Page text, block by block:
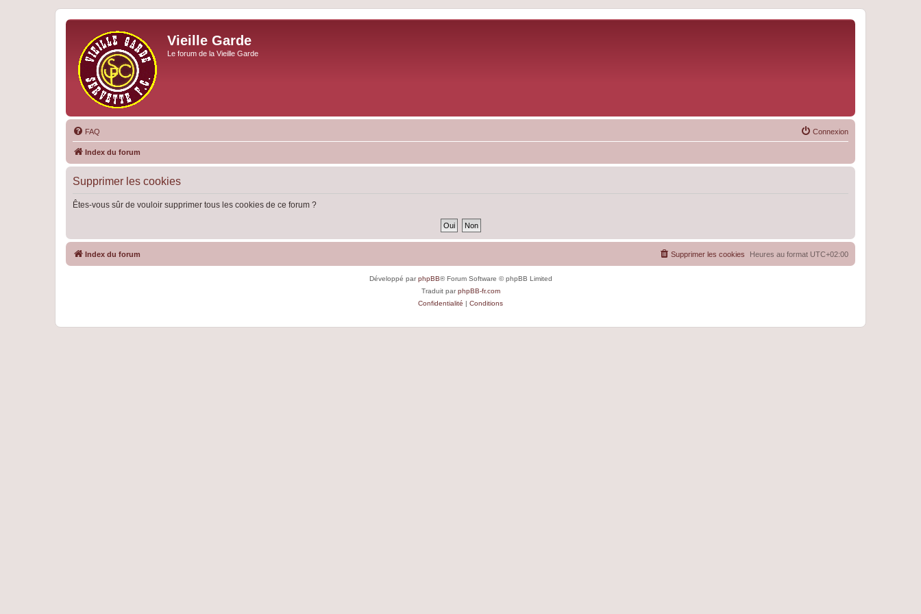
Vieille Garde
Le forum de la Vieille Garde
FAQ Connexion
Index du forum
Supprimer les cookies
Êtes-vous sûr de vouloir supprimer tous les cookies de ce forum ?
Index du forum Heures au format UTC+02:00
Supprimer les cookies
Développé parphpBB® Forum Software © phpBB Limited
Traduit parphpBB-fr.com
Confidentialité | Conditions